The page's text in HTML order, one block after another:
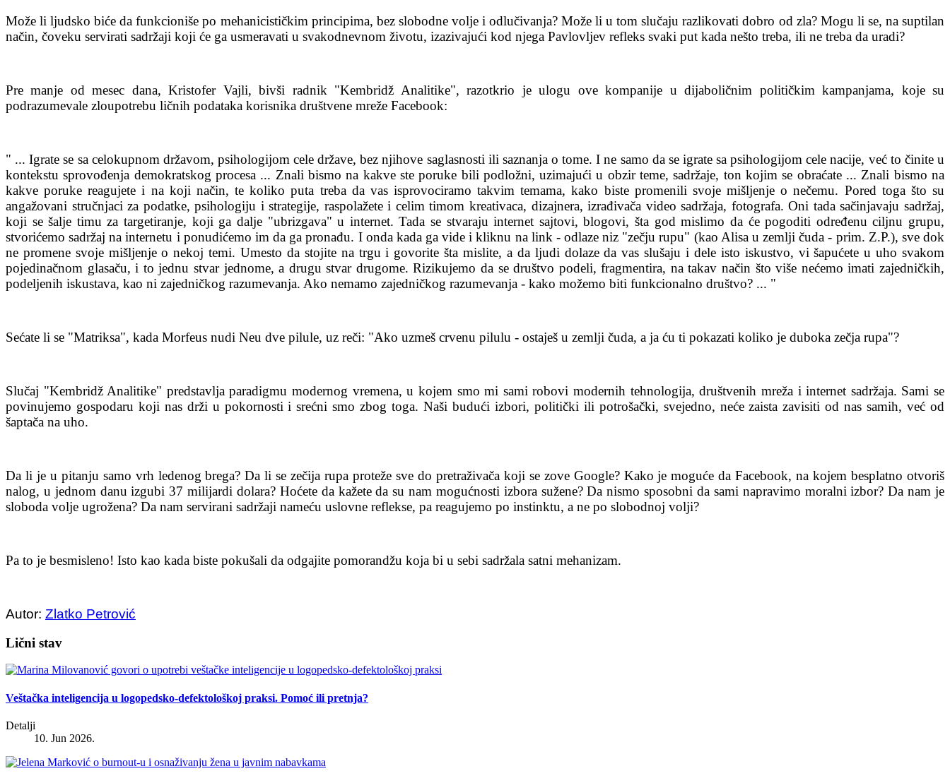
Može li ljudsko biće da funkcioniše po mehanicističkim principima, bez slobodne volje i odlučivanja? Može li u tom slučaju razlikovati dobro od zla? Mogu li se, na suptilan
način, čoveku servirati sadržaji koji će ga usmeravati u svakodnevnom životu, izazivajući kod njega Pavlovljev refleks svaki put kada nešto treba, ili ne treba da uradi?
Pre manje od mesec dana, Kristofer Vajli, bivši radnik "Kembridž Analitike", razotkrio je ulogu ove kompanije u dijaboličnim političkim kampanjama, koje su
podrazumevale zloupotrebu ličnih podataka korisnika društvene mreže Facebook:
" ... Igrate se sa celokupnom državom, psihologijom cele države, bez njihove saglasnosti ili saznanja o tome. I ne samo da se igrate sa psihologijom cele nacije, već to činite u
kontekstu sprovođenja demokratskog procesa ... Znali bismo na kakve ste poruke bili podložni, uzimajući u obzir teme, sadržaje, ton kojim se obraćate ... Znali bismo na
kakve poruke reagujete i na koji način, te koliko puta treba da vas isprovociramo takvim temama, kako biste promenili svoje mišljenje o nečemu. Pored toga što su
angažovani stručnjaci za podatke, psihologiju i strategije, raspolažete i celim timom kreativaca, dizajnera, izrađivača video sadržaja, fotografa. Oni tada sačinjavaju sadržaj,
koji se šalje timu za targetiranje, koji ga dalje "ubrizgava" u internet. Tada se stvaraju internet sajtovi, blogovi, šta god mislimo da će pogoditi određenu ciljnu grupu,
stvorićemo sadržaj na internetu i ponudićemo im da ga pronađu. I onda kada ga vide i kliknu na link - odlaze niz "zečju rupu" (kao Alisa u zemlji čuda - prim. Z.P.), sve dok
ne promene svoje mišljenje o nekoj temi. Umesto da stojite na trgu i govorite šta mislite, a da ljudi dolaze da vas slušaju i dele isto iskustvo, vi šapućete u uho svakom
pojedinačnom glasaču, i to jednu stvar jednome, a drugu stvar drugome. Rizikujemo da se društvo podeli, fragmentira, na takav način što više nećemo imati zajedničkih,
podeljenih iskustava, kao ni zajedničkog razumevanja. Ako nemamo zajedničkog razumevanja - kako možemo biti funkcionalno društvo? ... "
Sećate li se "Matriksa", kada Morfeus nudi Neu dve pilule, uz reči: "Ako uzmeš crvenu pilulu - ostaješ u zemlji čuda, a ja ću ti pokazati koliko je duboka zečja rupa"?
Slučaj "Kembridž Analitike" predstavlja paradigmu modernog vremena, u kojem smo mi sami robovi modernih tehnologija, društvenih mreža i internet sadržaja. Sami se
povinujemo gospodaru koji nas drži u pokornosti i srećni smo zbog toga. Naši budući izbori, politički ili potrošački, svejedno, neće zaista zavisiti od nas samih, već od
šaptača na uho.
Da li je u pitanju samo vrh ledenog brega? Da li se zečija rupa proteže sve do pretraživača koji se zove Google? Kako je moguće da Facebook, na kojem besplatno otvoriš
nalog, u jednom danu izgubi 37 milijardi dolara? Hoćete da kažete da su nam mogućnosti izbora sužene? Da nismo sposobni da sami napravimo moralni izbor? Da nam je
sloboda volje ugrožena? Da nam servirani sadržaji nameću uslovne reflekse, pa reagujemo po instinktu, a ne po slobodnoj volji?
Pa to je besmisleno! Isto kao kada biste pokušali da odgajite pomorandžu koja bi u sebi sadržala satni mehanizam.
Autor: Zlatko Petrović
Lični stav
Veštačka inteligencija u logopedsko-defektološkoj praksi. Pomoć ili pretnja?
Detalji
10. Jun 2026.